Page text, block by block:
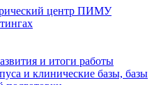
центр ПИМУ
и итоги работы
и клинические базы, базы